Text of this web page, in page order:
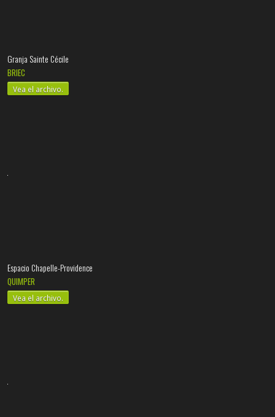
Granja Sainte Cécile
BRIEC
Vea el archivo.
Espacio Chapelle-Providence
QUIMPER
Vea el archivo.